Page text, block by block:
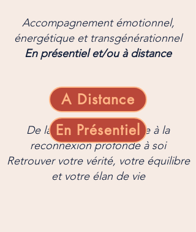
Accompagnement émotionnel,
énergétique et transgénérationnel
En présentiel et/ou à distance
De la libération intérieure à la
reconnexion profonde à soi
Retrouver votre vérité, votre équilibre
et votre élan de vie
A Distance
En Présentiel